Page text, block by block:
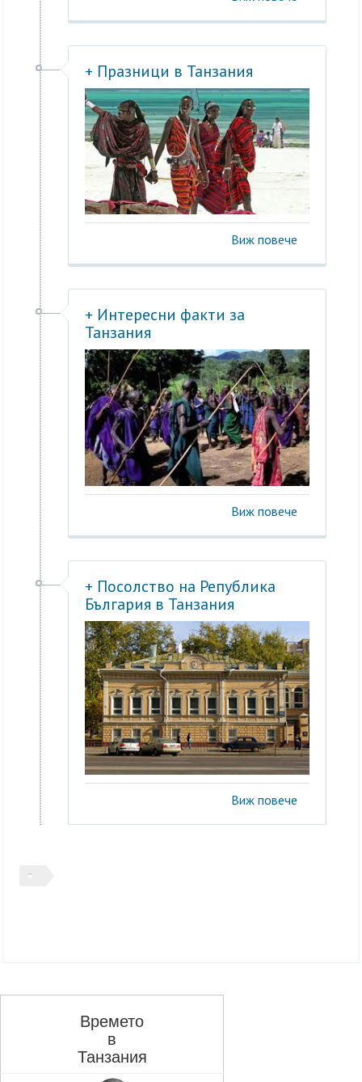
+ Празници в Танзания
Виж повече
+ Интересни факти за
Танзания
Виж повече
+ Посолство на Република
България в Танзания
Виж повече
Времето
в
Танзания